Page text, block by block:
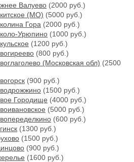
Валуево (2000 руб.)
(МО) (5000 руб.)
Гора (2000 руб.)
Урюпино (1000 руб.)
(1200 руб.)
(800 руб.)
(Московская обл) (2500
(900 руб.)
(1500 руб.)
Городище (4000 руб.)
(5000 руб.)
(600 руб.)
(1300 руб.)
(1500 руб.)
(900 руб.)
(1600 руб.)